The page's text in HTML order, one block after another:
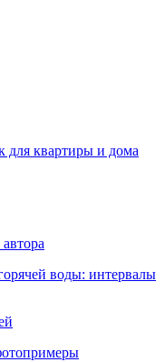
для квартиры и дома
воды: интервалы